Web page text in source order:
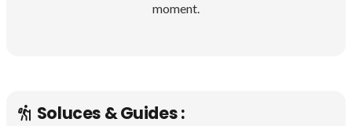
moment.
Soluces & Guides :